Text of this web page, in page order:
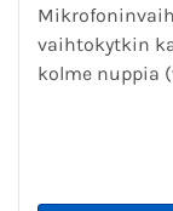
vaihtokytkin
kolme nuppia